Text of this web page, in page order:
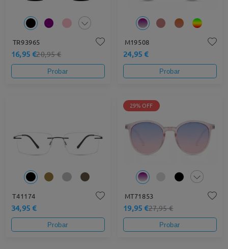
TR93965
16,95 €20,95 €
Probar
M19508
24,95 €
Probar
T41174
34,95 €
Probar
29% OFF
MT71853
19,95 €27,95 €
Probar